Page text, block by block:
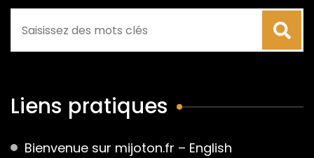
Liens pratiques
Bienvenue sur mijoton.fr – English